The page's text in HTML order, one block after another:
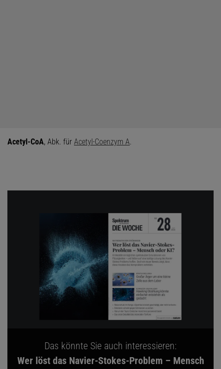
Acetyl-CoA, Abk. für Acetyl-Coenzym A.
Das könnte Sie auch interessieren:
Wer löst das Navier-Stokes-Problem – Mensch